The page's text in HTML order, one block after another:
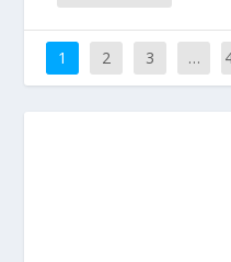
1 2 3 …